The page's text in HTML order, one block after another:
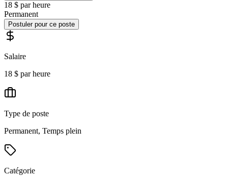
18 $ par heure
Permanent
Postuler pour ce poste
Salaire
18 $ par heure
Type de poste
Permanent, Temps plein
Catégorie